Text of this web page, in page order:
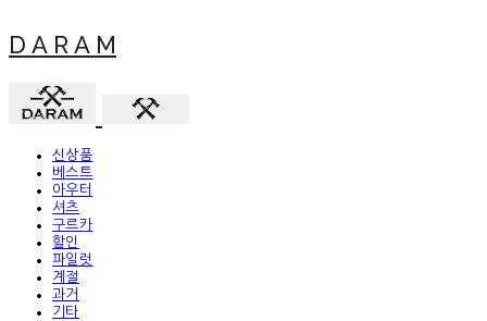
D A R A M
신상품
베스트
아우터
셔츠
구르카
할인
파일럿
계절
과거
기타